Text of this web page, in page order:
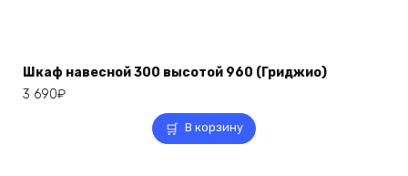
Шкаф навесной 300 высотой 960 (Гриджио)
3 690₽
В корзину